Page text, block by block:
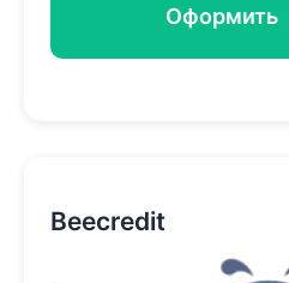
Оформить
Beecredit